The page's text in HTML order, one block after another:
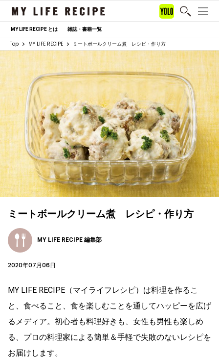
MY LIFE RECIPE とは 雑誌・書籍一覧
Top MY LIFE RECIPE ミートボールクリーム煮 レシピ・作り方
ミートボールクリーム煮 レシピ・作り方
MY LIFE RECIPE 編集部
2020年07月06日
MY LIFE RECIPE（マイライフレシピ）は料理を作るこ
と、食べること、食を楽しむことを通してハッピーを広げ
るメディア。初心者も料理好きも、女性も男性も楽しめ
る、プロの料理家による簡単＆手軽で失敗のないレシピを
お届けします。